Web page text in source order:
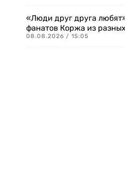
«Люди друг друга
фанатов Коржа из
08.08.2026 / 15:05